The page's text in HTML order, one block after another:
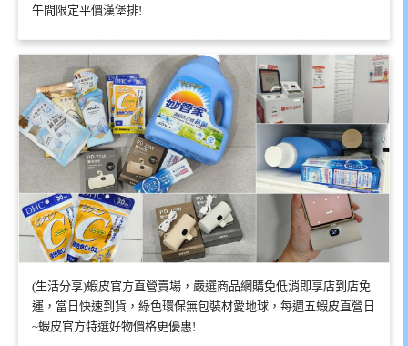
午間限定平價漢堡排!
(生活分享)蝦皮官方直營賣場，嚴選商品網購免低消即享店到店免
運，當日快速到貨，綠色環保無包裝材愛地球，每週五蝦皮直營日
~蝦皮官方特選好物價格更優惠!